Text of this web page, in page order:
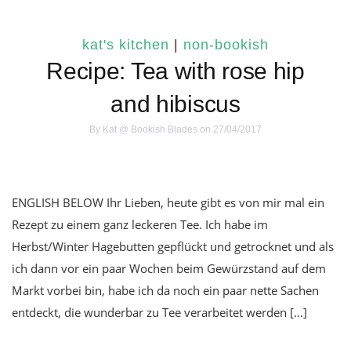
kat's kitchen | non-bookish
Recipe: Tea with rose hip
and hibiscus
By Kat @ Bookish Blades on 27/04/2017
ENGLISH BELOW Ihr Lieben, heute gibt es von mir mal ein
Rezept zu einem ganz leckeren Tee. Ich habe im
Herbst/Winter Hagebutten gepflückt und getrocknet und als
ich dann vor ein paar Wochen beim Gewürzstand auf dem
Markt vorbei bin, habe ich da noch ein paar nette Sachen
entdeckt, die wunderbar zu Tee verarbeitet werden […]